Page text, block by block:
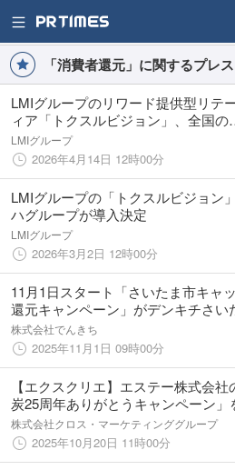
「消費者還元」に関するプレ
LMIグループのリワード提供型リテ
ィア「トクスルビジョン」、全国の
「PRONTO（プロント）」にて4月
正式導入開始！
LMIグループ
2026年4月14日 12時00分
LMIグループの「トクスルビジョン
ハグループが導入決定
LMIグループ
2026年3月2日 12時00分
11月1日スタート「さいたま市キャ
還元キャンペーン」がデンキチさい
店・東大宮店で利用可能に！
株式会社でんきち
2025年11月1日 09時00分
【エクスクリエ】エステー株式会社
炭25周年ありがとうキャンペーン」
株式会社クロス・マーケティンググループ
2025年10月20日 11時00分